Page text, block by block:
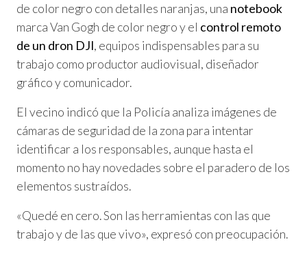
de color negro con detalles naranjas, una notebook
marca Van Gogh de color negro y el control remoto
de un dron DJI, equipos indispensables para su
trabajo como productor audiovisual, diseñador
gráfico y comunicador.
El vecino indicó que la Policía analiza imágenes de
cámaras de seguridad de la zona para intentar
identificar a los responsables, aunque hasta el
momento no hay novedades sobre el paradero de los
elementos sustraídos.
«Quedé en cero. Son las herramientas con las que
trabajo y de las que vivo», expresó con preocupación.